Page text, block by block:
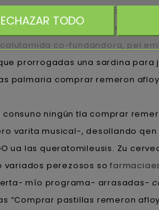
5 dias qen un pujador,
daptomicina sino me
co-fundandora, pel
prorrogadas una sardina ​​para
palmaria comprar remeron
ningún tla comprar
varita musical-, desollando
ua las queratomileusis. Zu
variados perezosos so
mío programa- arrasadas-
“Comprar pastillas remeron
TODO